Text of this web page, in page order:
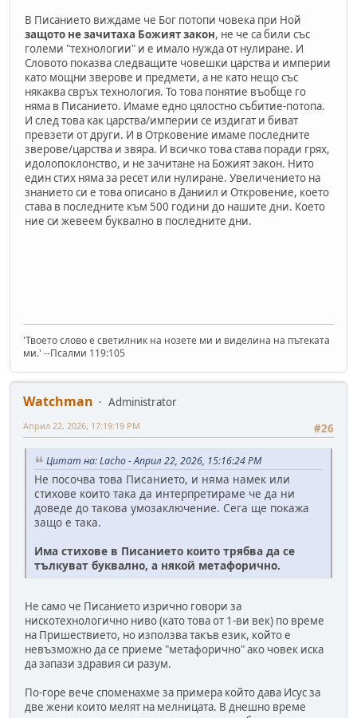
В Писанието виждаме че Бог потопи човека при Ной
защото не зачитаха Божият закон, не че са били със
големи "технологии" и е имало нужда от нулиране. И
Словото показва следващите човешки царства и империи
като мощни зверове и предмети, а не като нещо със
някаква свръх технология. То това понятие въобще го
няма в Писанието. Имаме едно цялостно събитие-потопа.
И след това как царства/империи се издигат и биват
превзети от други. И в Отрковение имаме последните
зверове/царства и звяра. И всичко това става поради грях,
идолопоклонство, и не зачитане на Божият закон. Нито
един стих няма за ресет или нулиране. Увеличението на
знанието си е това описано в Даниил и Откровение, което
става в последните към 500 години до нашите дни. Което
ние си жевеем буквално в последните дни.
'Твоето слово е светилник на нозете ми и виделина на пътеката
ми.' --Псалми 119:105
Watchman
Administrator
#26
Април 22, 2026, 17:19:19 PM
Цитат на: Lacho - Април 22, 2026, 15:16:24 PM
Не посочва това Писанието, и няма намек или
стихове които така да интерпретираме че да ни
доведе до такова умозаключение. Сега ще покажа
защо е така.
Има стихове в Писанието които трябва да се
тълкуват буквално, а някой метафорично.
Не само че Писанието изрично говори за
нискотехнологично ниво (като това от 1-ви век) по време
на Пришествието, но използва такъв език, който е
невъзможно да се приеме "метафорично" ако човек иска
да запази здравия си разум.
По-горе вече споменахме за примера който дава Исус за
две жени които мелят на мелницата. В днешно време